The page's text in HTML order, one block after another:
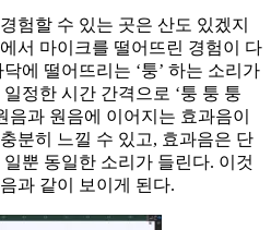
험할 수 있는 곳은 산도 있겠지
서 마이크를 떨어뜨린 경험이 다
에 떨어뜨리는 ‘퉁’ 하는 소리가
정한 시간 간격으로 ‘퉁 퉁 퉁
음과 원음에 이어지는 효과음이
분히 느낄 수 있고, 효과음은 단
뿐 동일한 소리가 들린다. 이것
과 같이 보이게 된다.